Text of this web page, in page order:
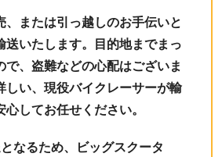
、または引っ越しのお手伝いと
送いたします。目的地までまっ
で、盗難などの心配はございま
しい、現役バイクレーサーが輸
してお任せください。
なるため、ビッグスクータ